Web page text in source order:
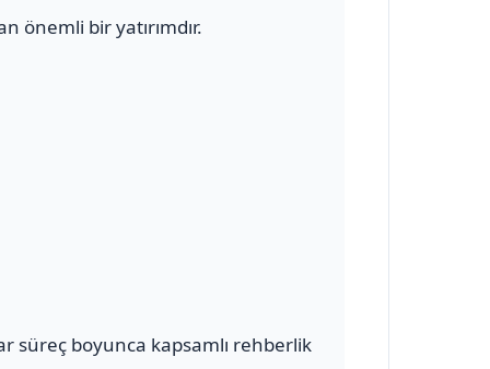
önemli bir yatırımdır.
süreç boyunca kapsamlı rehberlik